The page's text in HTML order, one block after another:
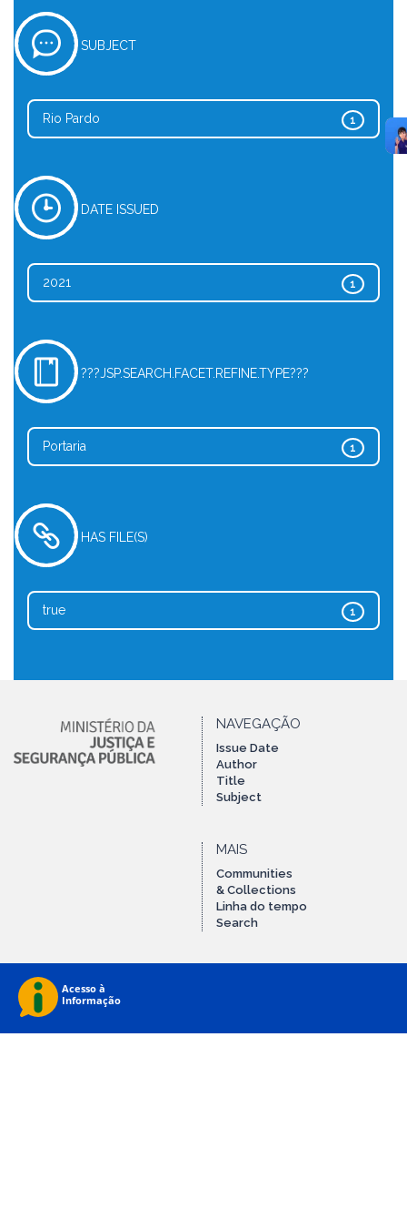
SUBJECT
1
Rio Pardo
DATE ISSUED
1
2021
???JSP.SEARCH.FACET.REFINE.TYPE???
1
Portaria
HAS FILE(S)
1
true
NAVEGAÇÃO
Issue Date
Author
Title
Subject
MAIS
Communities
& Collections
Linha do tempo
Search